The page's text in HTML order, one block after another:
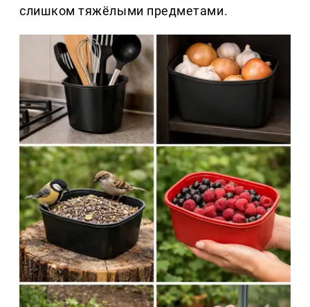
слишком тяжёлыми предметами.